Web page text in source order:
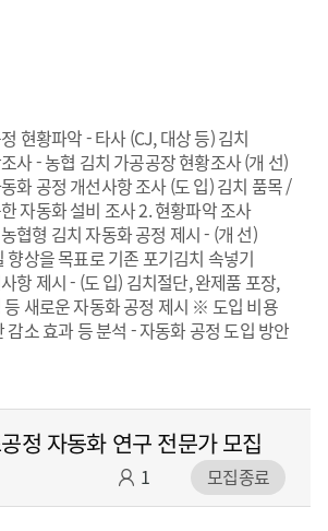
현황파악 - 타사 (CJ, 대상 등) 김치
사 - 농협 김치 가공공장 현황조사 (개 선)
화 공정 개선사항 조사 (도 입) 김치 품목 /
자동화 설비 조사 2. 현황파악 조사
협형 김치 자동화 공정 제시 - (개 선)
향상을 목표로 기존 포기김치 속넣기
항 제시 - (도 입) 김치절단, 완제품 포장,
등 새로운 자동화 공정 제시 ※ 도입 비용
감소 효과 등 분석 - 자동화 공정 도입 방안
정 자동화 연구 전문가 모집
1 모집종료